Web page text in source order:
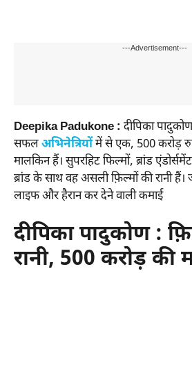
---Advertisement---
Deepika Padukone : दीपिका
सफलअभिनेत्रियोंमें से एक, 500 करोड़
मालकिन हैं। सुपरहिट फिल्मों, ब्रांड
ब्रांड के साथ वह असली फ़िल्मों की रानी हैं।
लाइफ और हैरान कर देने वाली कमाई
दीपिका पादुकोण :
रानी, 500 करोड़ की